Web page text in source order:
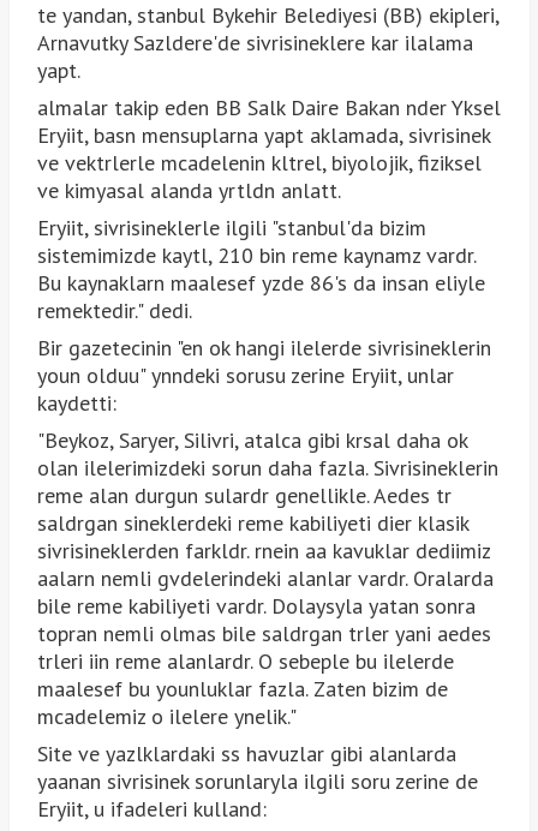
te yandan, stanbul Bykehir Belediyesi (BB) ekipleri,
Arnavutky Sazldere'de sivrisineklere kar ilalama
yapt.
almalar takip eden BB Salk Daire Bakan nder Yksel
Eryiit, basn mensuplarna yapt aklamada, sivrisinek
ve vektrlerle mcadelenin kltrel, biyolojik, fiziksel
ve kimyasal alanda yrtldn anlatt.
Eryiit, sivrisineklerle ilgili "stanbul'da bizim
sistemimizde kaytl, 210 bin reme kaynamz vardr.
Bu kaynaklarn maalesef yzde 86's da insan eliyle
remektedir." dedi.
Bir gazetecinin "en ok hangi ilelerde sivrisineklerin
youn olduu" ynndeki sorusu zerine Eryiit, unlar
kaydetti:
"Beykoz, Saryer, Silivri, atalca gibi krsal daha ok
olan ilelerimizdeki sorun daha fazla. Sivrisineklerin
reme alan durgun sulardr genellikle. Aedes tr
saldrgan sineklerdeki reme kabiliyeti dier klasik
sivrisineklerden farkldr. rnein aa kavuklar dediimiz
aalarn nemli gvdelerindeki alanlar vardr. Oralarda
bile reme kabiliyeti vardr. Dolaysyla yatan sonra
topran nemli olmas bile saldrgan trler yani aedes
trleri iin reme alanlardr. O sebeple bu ilelerde
maalesef bu younluklar fazla. Zaten bizim de
mcadelemiz o ilelere ynelik."
Site ve yazlklardaki ss havuzlar gibi alanlarda
yaanan sivrisinek sorunlaryla ilgili soru zerine de
Eryiit, u ifadeleri kulland: